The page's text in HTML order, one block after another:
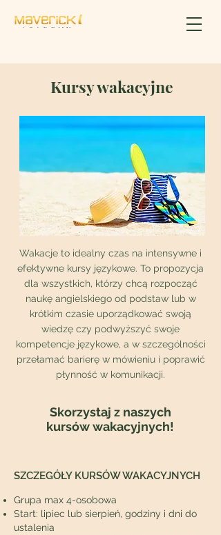
Kursy wakacyjne
Wakacje to idealny czas na intensywne i
efektywne kursy językowe. To propozycja
dla wszystkich, którzy chcą rozpocząć
naukę angielskiego od podstaw lub w
krótkim czasie uporządkować swoją
wiedzę czy podwyższyć swoje
kompetencje językowe, a w szczególności
przełamać barierę w mówieniu i poprawić
płynność w komunikacji.
Skorzystaj z naszych
kursów wakacyjnych!
SZCZEGÓŁY KURSÓW WAKACYJNYCH
Grupa max 4-osobowa
Start: lipiec lub sierpień, godziny i dni do
ustalenia